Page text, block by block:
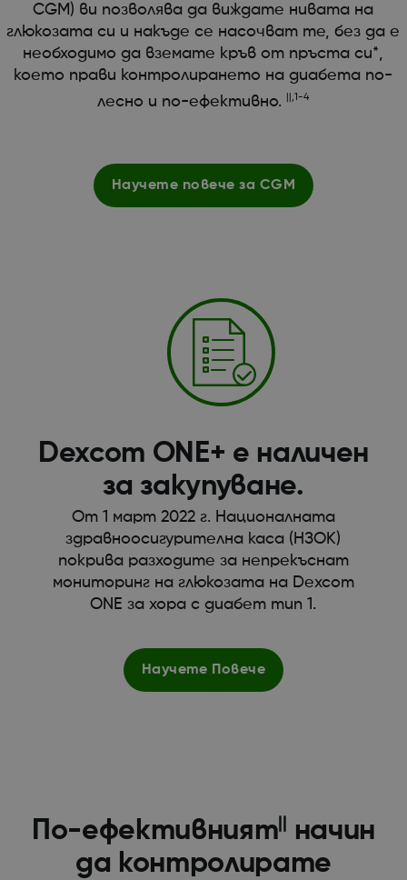
CGM) ви позволява да виждате нивата на
глюкозата си и накъде се насочват те, без да е
необходимо да вземате кръв от пръста си*,
което прави контролирането на диабета по-
лесно и по-ефективно.
||,1-4
Научете повече за CGM
Dexcom ONE+ е наличен
за закупуване.
От 1 март 2022 г. Националната
здравноосигурителна каса (НЗОК)
покрива разходите за непрекъснат
мониторинг на глюкозата на Dexcom
ONE за хора с диабет тип 1.
Научете Повече
По-ефективният
начин
да контролирате